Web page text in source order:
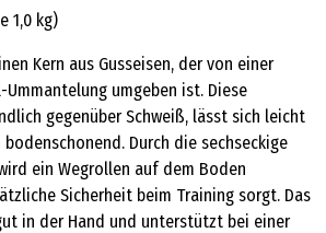
1,0 kg)
Kern aus Gusseisen, der von einer
umgeben ist. Diese
gegenüber Schweiß, lässt sich leicht
Durch die sechseckige
ein Wegrollen auf dem Boden
Sicherheit beim Training sorgt. Das
in der Hand und unterstützt bei einer